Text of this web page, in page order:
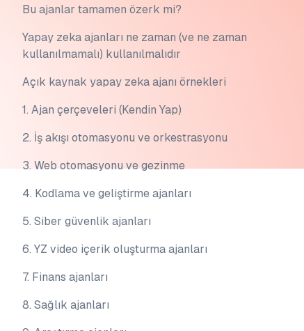
Bu ajanlar tamamen özerk mi?
Yapay zeka ajanları ne zaman (ve ne zaman
kullanılmamalı) kullanılmalıdır
Açık kaynak yapay zeka ajanı örnekleri
1. Ajan çerçeveleri (Kendin Yap)
2. İş akışı otomasyonu ve orkestrasyonu
3. Web otomasyonu ve gezinme
4. Kodlama ve geliştirme ajanları
5. Siber güvenlik ajanları
6. YZ video içerik oluşturma ajanları
7. Finans ajanları
8. Sağlık ajanları